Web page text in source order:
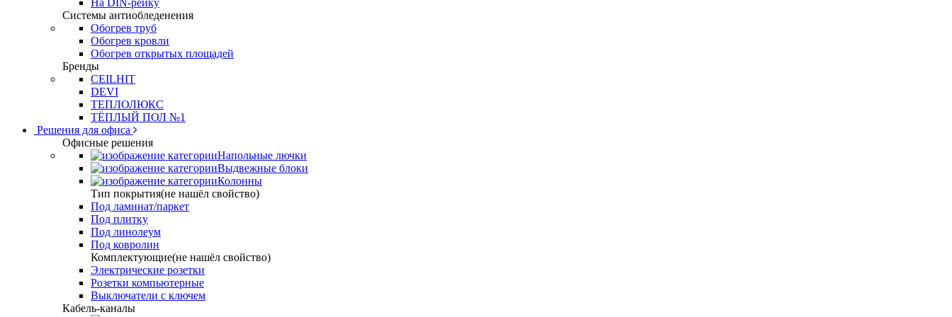
На DIN-рейку
Системы антиобледенения
Обогрев труб
Обогрев кровли
Обогрев открытых площадей
Бренды
CEILHIT
DEVI
ТЕПЛОЛЮКС
ТЁПЛЫЙ ПОЛ №1
Решения для офиса
Офисные решения
Напольные лючки
Выдвежные блоки
Колонны
Тип покрытия(не нашёл свойство)
Под ламинат/паркет
Под плитку
Под линолеум
Под ковролин
Комплектующие(не нашёл свойство)
Электрические розетки
Розетки компьютерные
Выключатели с ключем
Кабель-каналы